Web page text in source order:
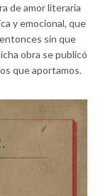
de amor literaria
y emocional, que
sin que
obra se publicó
que aportamos.